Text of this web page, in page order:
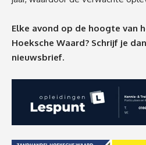
Elke avond op de hoogte van
Hoeksche Waard? Schrijf je dan
nieuwsbrief.